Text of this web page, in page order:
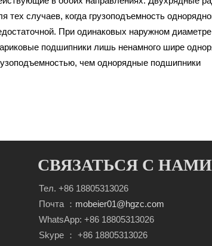
тех случаев, когда грузоподъемность
При одинаковых наружном
подшипники лишь ненамного шире
чем однорядные подшипники
СВЯЗАТЬСЯ С НАМИ
Тел. +86 18805313026
Почта ： mobeier01@hgzc.com
WhatsApp: +86 18805313026
Skype ： +86 18805313026